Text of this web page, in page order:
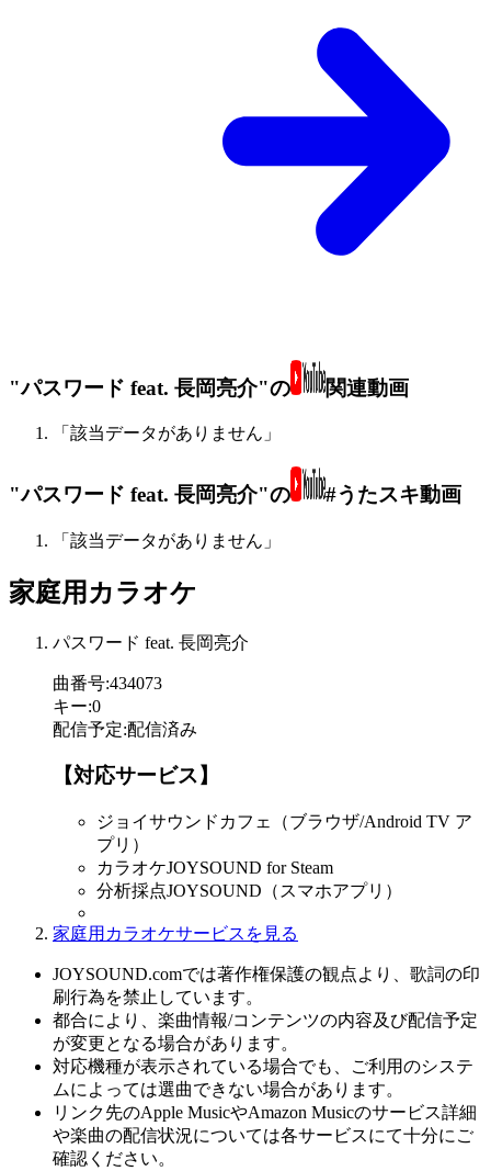
"パスワード feat. 長岡亮介"の 関連動画
「該当データがありません」
"パスワード feat. 長岡亮介"の #うたスキ動画
「該当データがありません」
家庭用カラオケ
パスワード feat. 長岡亮介
曲番号:434073
キー:0
配信予定:配信済み
【対応サービス】
ジョイサウンドカフェ（ブラウザ/Android TV ア
プリ）
カラオケJOYSOUND for Steam
分析採点JOYSOUND（スマホアプリ）
家庭用カラオケサービスを見る
JOYSOUND.comでは著作権保護の観点より、歌詞の印
刷行為を禁止しています。
都合により、楽曲情報/コンテンツの内容及び配信予定
が変更となる場合があります。
対応機種が表示されている場合でも、ご利用のシステ
ムによっては選曲できない場合があります。
リンク先のApple MusicやAmazon Musicのサービス詳細
や楽曲の配信状況については各サービスにて十分にご
確認ください。